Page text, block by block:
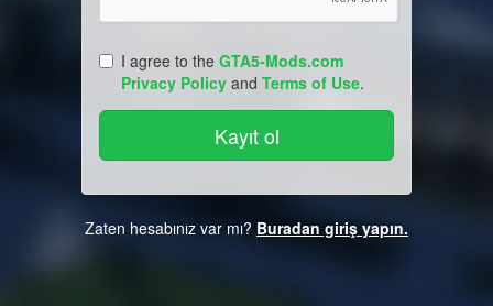
I agree to the GTA5-Mods.com
Privacy Policy and Terms of Use.
Zaten hesabınız var mı? Buradan giriş yapın.